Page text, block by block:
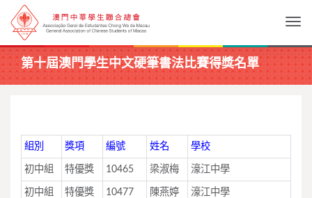
第十屆澳門學生中文硬筆書法比賽得獎名單
組別 獎項 編號 姓名 學校
初中組 特優獎 10465 梁淑梅 濠江中學
初中組 特優獎 10477 陳燕婷 濠江中學